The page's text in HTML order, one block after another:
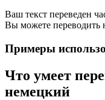
Ваш текст переведен
Вы можете переводить
Примеры
Что умеет
немецкий